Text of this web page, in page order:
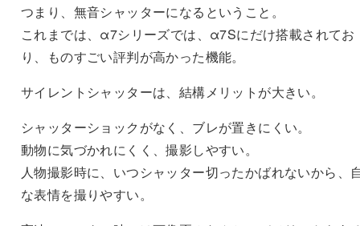
つまり、無音シャッターになるということ。
これまでは、α7シリーズでは、α7Sにだけ搭載されてお
り、ものすごい評判が高かった機能。
サイレントシャッターは、結構メリットが大きい。
シャッターショックがなく、ブレが置きにくい。
動物に気づかれにくく、撮影しやすい。
人物撮影時に、いつシャッター切ったかばれないから、
な表情を撮りやすい。